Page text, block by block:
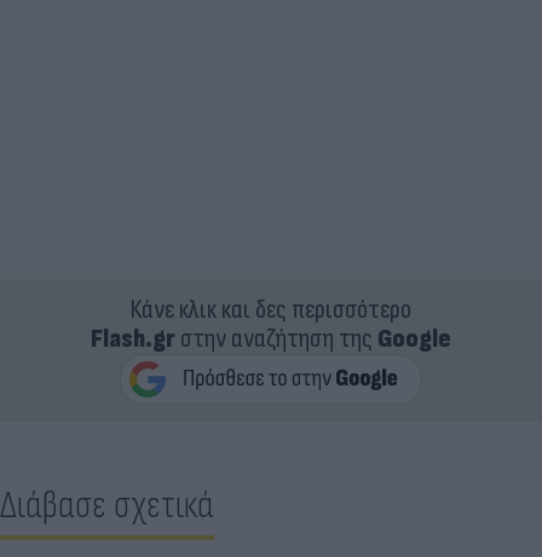
Κάνε κλικ και δες περισσότερο
Flash.grστην αναζήτηση της Google
Διάβασε σχετικά